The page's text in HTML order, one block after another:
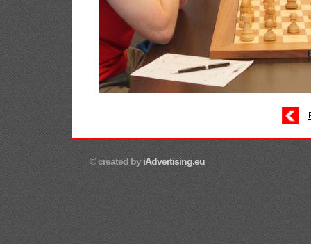
© created byiAdvertising.eu